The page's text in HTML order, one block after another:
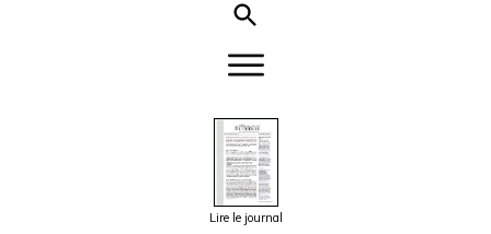
Lire le journal